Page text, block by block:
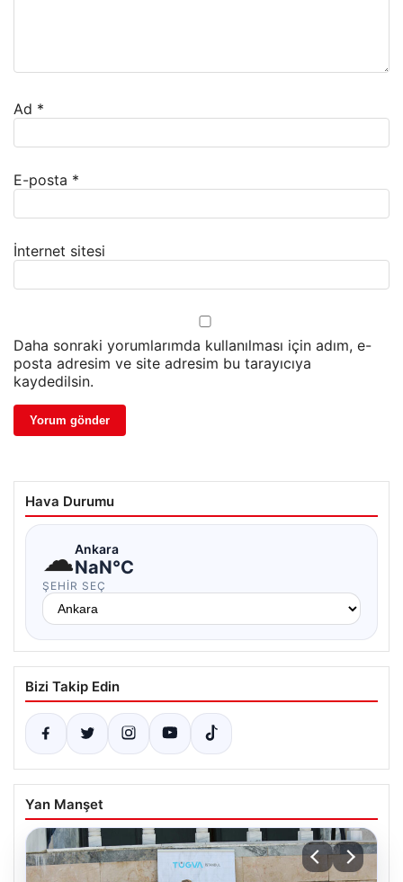
Ad *
E-posta *
İnternet sitesi
Daha sonraki yorumlarımda kullanılması için adım, e-
posta adresim ve site adresim bu tarayıcıya
kaydedilsin.
Hava Durumu
☁Ankara
NaN°C
ŞEHIR SEÇ
Bizi Takip Edin
Yan Manşet